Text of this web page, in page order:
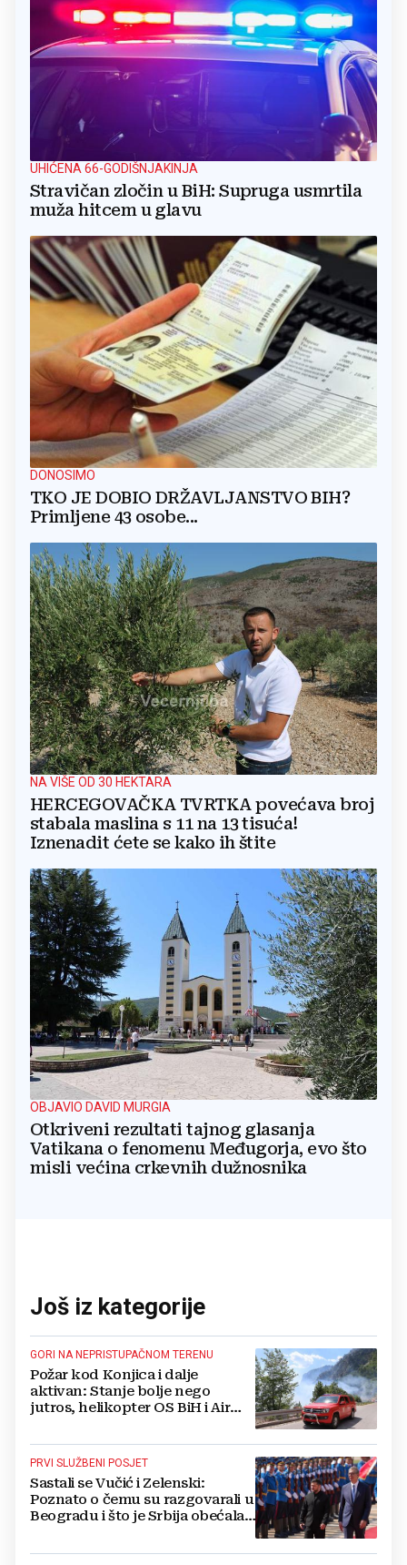
UHIĆENA 66-GODIŠNJAKINJA
Stravičan zločin u BiH: Supruga usmrtila
muža hitcem u glavu
DONOSIMO
TKO JE DOBIO DRŽAVLJANSTVO BIH?
Primljene 43 osobe...
NA VIŠE OD 30 HEKTARA
HERCEGOVAČKA TVRTKA povećava broj
stabala maslina s 11 na 13 tisuća!
Iznenadit ćete se kako ih štite
OBJAVIO DAVID MURGIA
Otkriveni rezultati tajnog glasanja
Vatikana o fenomenu Međugorja, evo što
misli većina crkevnih dužnosnika
Još iz kategorije
GORI NA NEPRISTUPAČNOM TERENU
Požar kod Konjica i dalje
aktivan: Stanje bolje nego
jutros, helikopter OS BiH i Air
PRVI SLUŽBENI POSJET
Sastali se Vučić i Zelenski:
Poznato o čemu su razgovarali u
Beogradu i što je Srbija obećala